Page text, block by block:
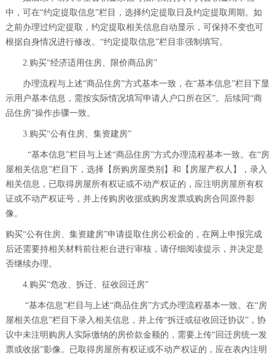
中，可在“约定提取信息”栏目，选择约定提取日及约定提取周期。如
之前办理过约定提取，约定提取相关信息自动显示，可保持不变也可
根据自身情况进行修改。“约定提取信息”栏目非强制填写。
2.购买“经济适用住房、限价商品房”
办理流程与上述“商品住房”方式基本一致，在“基本信息”栏目下显
示用户基本信息，需按实际情况填写申请人户口所在区”。后续同“商
品住房”操作步骤一致。
3.购买“公有住房、集资建房”
“基本信息”栏目与上述“商品住房”方式办理流程基本一致。在“房
屋相关信息”栏目下，选择【所购房屋类别】和【房屋产权人】，录入
相关信息，已取得房屋所有权证或不动产权证的，应注明房屋所有权
证或不动产权证号，并上传购房收据或购房发票或购房合同原件影
像。
购买“公有住房、集资建房”申请提取住房公积金的，在网上申报完成
后还需要持相关材料前往柜台进行审核，请仔细阅读提示，并决定是
否继续办理。
4.购买“危改、拆迁、征收回迁房”
“基本信息”栏目与上述“商品住房”方式办理流程基本一致。在“房
屋相关信息”栏目下录入相关信息，并上传“拆迁或征收回迁协议”，协
议中未注明购房人实际缴纳的房价款金额的，需要上传“回迁房统一发
票或收据”影像。已取得房屋所有权证或不动产权证的，应在表内注明